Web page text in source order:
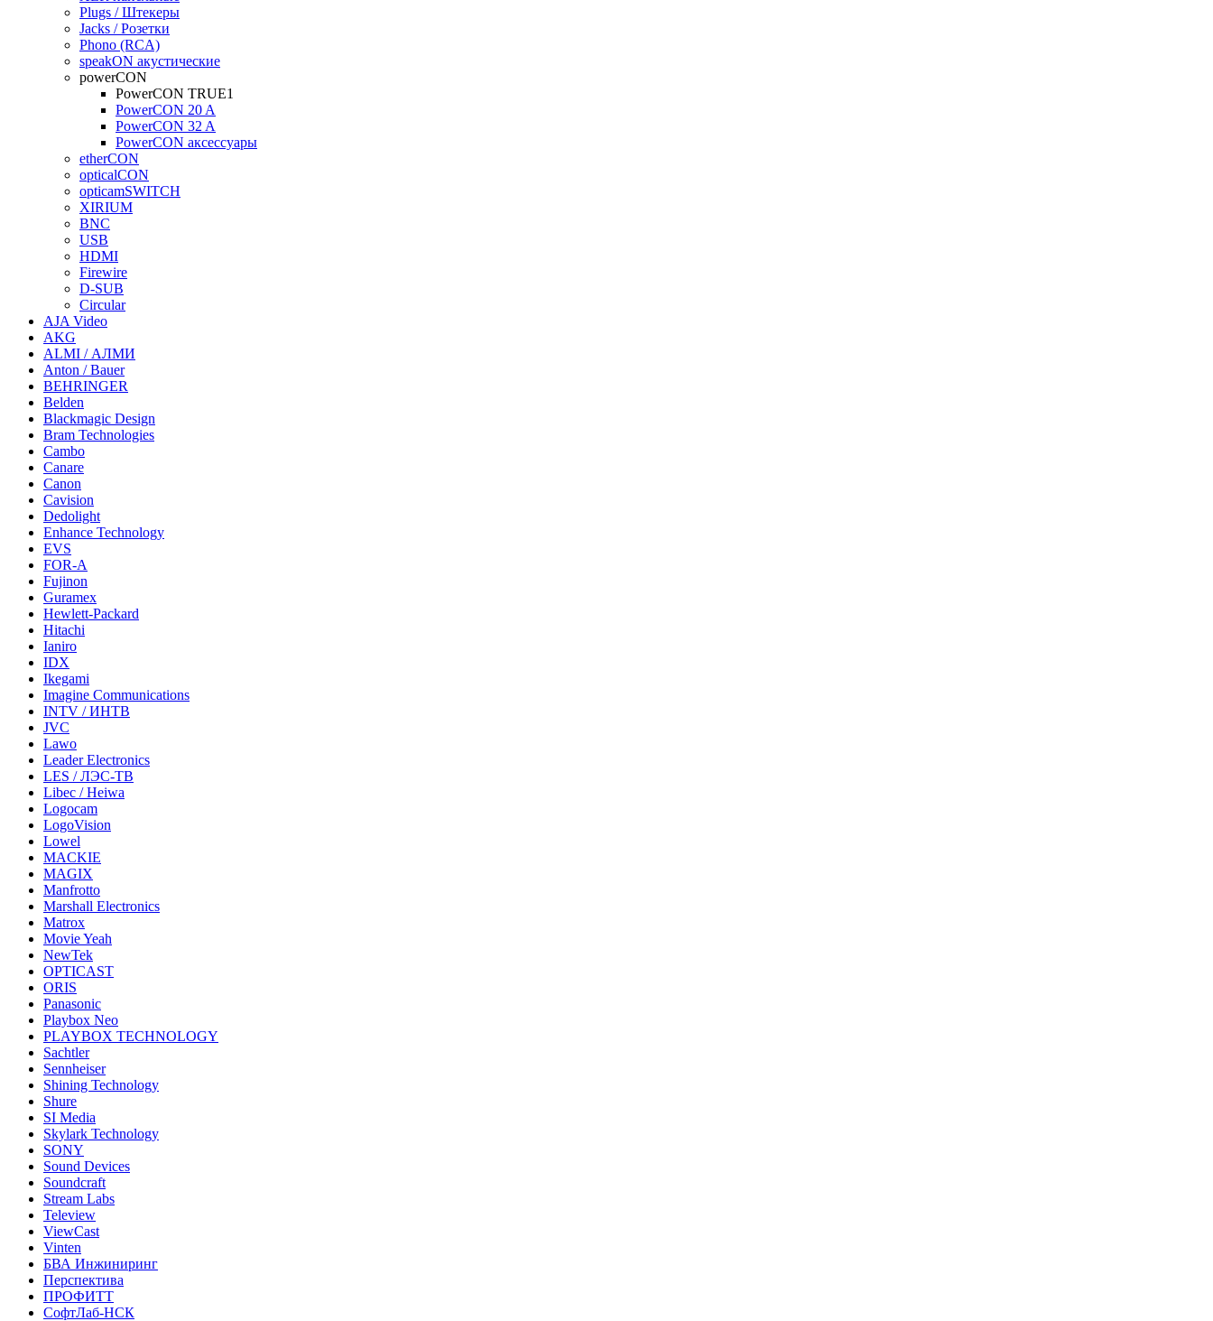
Plugs / Штекеры
Jacks / Розетки
Phono (RCA)
speakON акустические
powerCON
PowerCON TRUE1
PowerCON 20 A
PowerCON 32 A
PowerCON аксессуары
etherCON
opticalCON
opticamSWITCH
XIRIUM
BNC
USB
HDMI
Firewire
D-SUB
Circular
AJA Video
AKG
ALMI / АЛМИ
Anton / Bauer
BEHRINGER
Belden
Blackmagic Design
Bram Technologies
Cambo
Canare
Canon
Cavision
Dedolight
Enhance Technology
EVS
FOR-A
Fujinon
Guramex
Hewlett-Packard
Hitachi
Ianiro
IDX
Ikegami
Imagine Communications
INTV / ИНТВ
JVC
Lawo
Leader Electronics
LES / ЛЭС-ТВ
Libec / Heiwa
Logocam
LogoVision
Lowel
MACKIE
MAGIX
Manfrotto
Marshall Electronics
Matrox
Movie Yeah
NewTek
OPTICAST
ORIS
Panasonic
Playbox Neo
PLAYBOX TECHNOLOGY
Sachtler
Sennheiser
Shining Technology
Shure
SI Media
Skylark Technology
SONY
Sound Devices
Soundcraft
Stream Labs
Teleview
ViewCast
Vinten
БВА Инжиниринг
Перспектива
ПРОФИТТ
СофтЛаб-НСК